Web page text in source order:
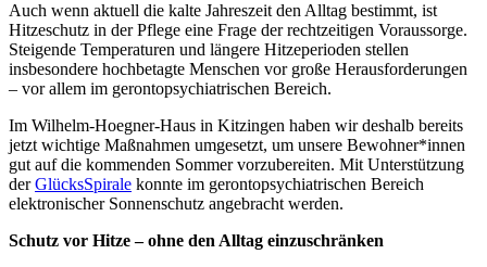
Auch wenn aktuell die kalte Jahreszeit den Alltag bestimmt, ist
Hitzeschutz in der Pflege eine Frage der rechtzeitigen Voraussorge.
Steigende Temperaturen und längere Hitzeperioden stellen
insbesondere hochbetagte Menschen vor große Herausforderungen
– vor allem im gerontopsychiatrischen Bereich.
Im Wilhelm-Hoegner-Haus in Kitzingen haben wir deshalb bereits
jetzt wichtige Maßnahmen umgesetzt, um unsere Bewohner*innen
gut auf die kommenden Sommer vorzubereiten. Mit Unterstützung
derGlücksSpirale konnte im gerontopsychiatrischen Bereich
elektronischer Sonnenschutz angebracht werden.
Schutz vor Hitze – ohne den Alltag einzuschränken